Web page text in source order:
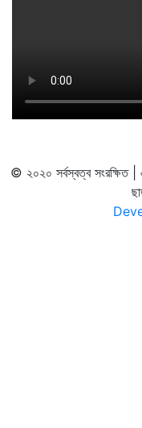
© ২০২০ সর্বস্বত্ব সংরক্ষিত |